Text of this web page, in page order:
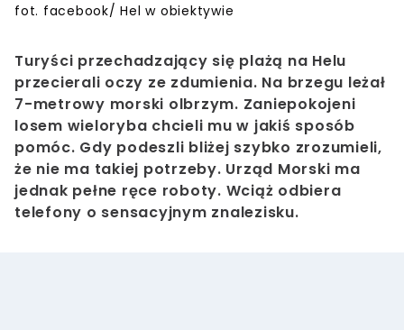
fot. facebook/ Hel w obiektywie
Turyści przechadzający się plażą na Helu
przecierali oczy ze zdumienia. Na brzegu leżał
7-metrowy morski olbrzym. Zaniepokojeni
losem wieloryba chcieli mu w jakiś sposób
pomóc. Gdy podeszli bliżej szybko zrozumieli,
że nie ma takiej potrzeby. Urząd Morski ma
jednak pełne ręce roboty. Wciąż odbiera
telefony o sensacyjnym znalezisku.